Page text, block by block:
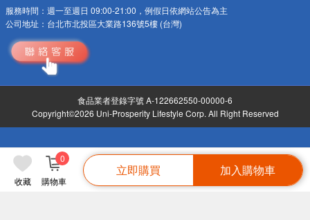
收藏 購物車
0
立即購買 加入購物車
服務時間： 週一至週日 09:00-21:00，例假日依網站公告為主
公司地址： 台北市北投區大業路136號5樓 (台灣)
食品業者登錄字號 A-122662550-00000-6
Copyright©2026 Uni-Prosperity Lifestyle Corp. All Right Reserved